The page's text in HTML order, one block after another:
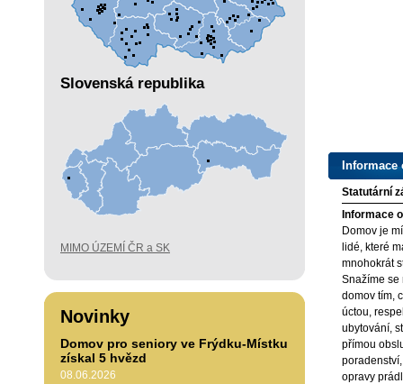
Slovenská republika
MIMO ÚZEMÍ ČR a SK
Novinky
Domov pro seniory ve Frýdku-Místku
získal 5 hvězd
08.06.2026
Statutární
Informace
Domov je
lidé, které
mnohokrát
Snažíme se
domov tím,
úctou,
ubytování,
přímou
opravy